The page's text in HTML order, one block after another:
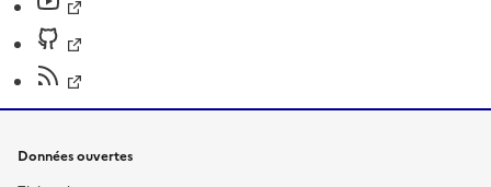
Données ouvertes